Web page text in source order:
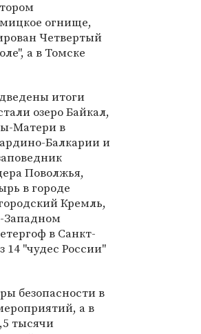
огнище,
Четвертый
а в Томске
итоги
озеро Байкал,
Матери в
Балкарии и
Поволжья,
в городе
Кремль,
Западном
в Санкт-
14 "чудес России"
безопасности в
а в
тысячи